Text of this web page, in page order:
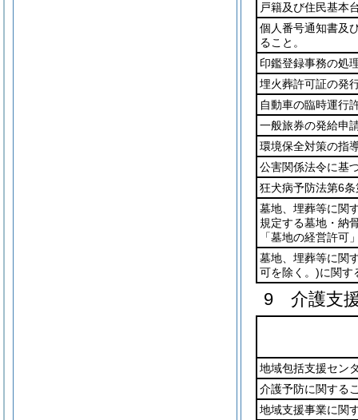
戸籍及び住民基本
個人番号通知書及
ること。
印鑑登録事務の処
埋火葬許可証の発
自動車の臨時運行
一般旅券の発給申
環境保全対策の指
公害関係法令に基
狂犬病予防法第6
墓地、埋葬等に関
規定する墓地・納
「墓地の経営許可
墓地、埋葬等に関
可を除く。)に関す
9 介護支
地域包括支援セン
介護予防に関する
地域支援事業に関